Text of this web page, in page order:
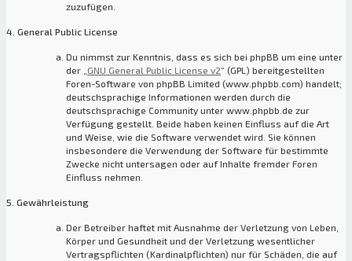
zuzufügen.
4. General Public License
Du nimmst zur Kenntnis, dass es sich bei phpBB um eine unter
der „ GNU General Public License v2“ (GPL) bereitgestellten
Foren-Software von phpBB Limited (www.phpbb.com) handelt;
deutschsprachige Informationen werden durch die
deutschsprachige Community unter www.phpbb.de zur
Verfügung gestellt. Beide haben keinen Einfluss auf die Art
und Weise, wie die Software verwendet wird. Sie können
insbesondere die Verwendung der Software für bestimmte
Zwecke nicht untersagen oder auf Inhalte fremder Foren
Einfluss nehmen.
5. Gewährleistung
Der Betreiber haftet mit Ausnahme der Verletzung von Leben,
Körper und Gesundheit und der Verletzung wesentlicher
Vertragspflichten (Kardinalpflichten) nur für Schäden, die auf